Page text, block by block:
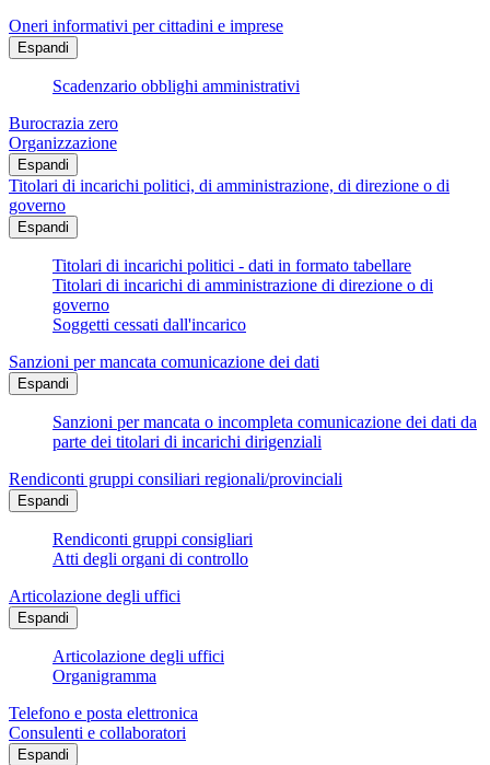
Oneri informativi per cittadini e imprese
Espandi
Scadenzario obblighi amministrativi
Burocrazia zero
Organizzazione
Espandi
Titolari di incarichi politici, di amministrazione, di direzione o di
governo
Espandi
Titolari di incarichi politici - dati in formato tabellare
Titolari di incarichi di amministrazione di direzione o di
governo
Soggetti cessati dall'incarico
Sanzioni per mancata comunicazione dei dati
Espandi
Sanzioni per mancata o incompleta comunicazione dei dati da
parte dei titolari di incarichi dirigenziali
Rendiconti gruppi consiliari regionali/provinciali
Espandi
Rendiconti gruppi consigliari
Atti degli organi di controllo
Articolazione degli uffici
Espandi
Articolazione degli uffici
Organigramma
Telefono e posta elettronica
Consulenti e collaboratori
Espandi